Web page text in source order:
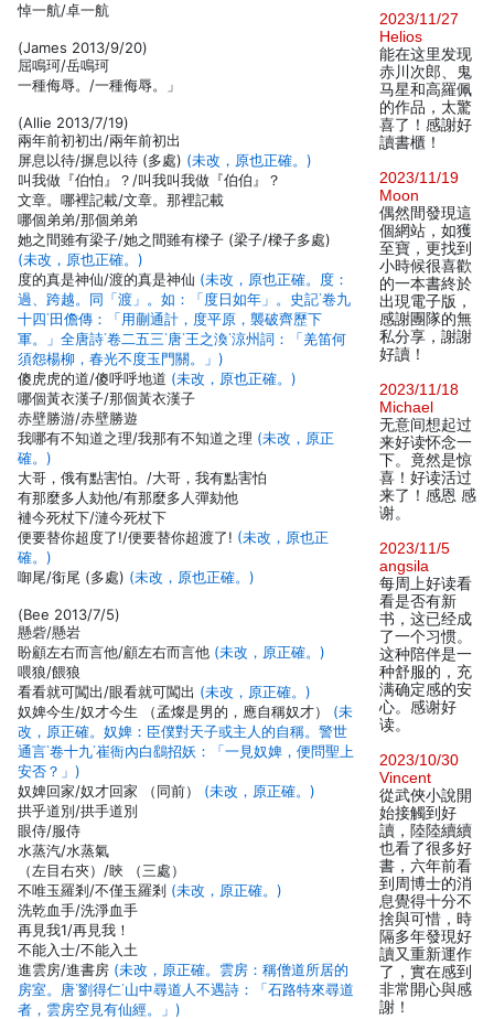
悼一航/卓一航
(James 2013/9/20)
屈鳴珂/岳鳴珂
一種侮辱。/一種侮辱。」
(Allie 2013/7/19)
兩年前初初出/兩年前初出
屏息以待/摒息以待 (多處) (未改，原也正確。)
叫我做『伯怕』？/叫我叫我做『伯伯』？
文章。哪裡記載/文章。那裡記載
哪個弟弟/那個弟弟
她之間雖有梁子/她之間雖有樑子 (梁子/樑子多處)
(未改，原也正確。)
度的真是神仙/渡的真是神仙 (未改，原也正確。度：
過、跨越。同「渡」。如：「度日如年」。史記˙卷九
十四˙田儋傳：「用蒯通計，度平原，襲破齊歷下
軍。」全唐詩˙卷二五三˙唐˙王之渙˙涼州詞：「羌笛何
須怨楊柳，春光不度玉門關。」)
傻虎虎的道/傻呼呼地道 (未改，原也正確。)
哪個黃衣漢子/那個黃衣漢子
赤壁勝游/赤壁勝遊
我哪有不知道之理/我那有不知道之理 (未改，原正
確。)
大哥，俄有點害怕。/大哥，我有點害怕
有那麼多人劾他/有那麼多人彈劾他
褳今死杖下/漣今死杖下
便要替你超度了!/便要替你超渡了! (未改，原也正
確。)
啣尾/銜尾 (多處) (未改，原也正確。)
(Bee 2013/7/5)
懸砦/懸岩
盼顧左右而言他/顧左右而言他 (未改，原正確。)
喂狼/餵狼
看看就可闖出/眼看就可闖出 (未改，原正確。)
奴婢今生/奴才今生 （孟燦是男的，應自稱奴才） (未
改，原正確。奴婢：臣僕對天子或主人的自稱。警世
通言˙卷十九˙崔衙內白鷂招妖：「一見奴婢，便問聖上
安否？」)
奴婢回家/奴才回家 （同前） (未改，原正確。)
拱乎道別/拱手道別
眼侍/服侍
水蒸汽/水蒸氣
（左目右夾）/䀹 （三處）
不唯玉羅剎/不僅玉羅剎 (未改，原正確。)
洗乾血手/洗淨血手
再見我1/再見我！
不能入士/不能入土
進雲房/進書房 (未改，原正確。雲房：稱僧道所居的
房室。唐˙劉得仁˙山中尋道人不遇詩：「石路特來尋道
者，雲房空見有仙經。」)
2023/11/27
Helios
能在这里发现
赤川次郎、鬼
马星和高羅佩
的作品，太驚
喜了！感謝好
讀書櫃！
2023/11/19
Moon
偶然間發現這
個網站，如獲
至寶，更找到
小時候很喜歡
的一本書終於
出現電子版，
感謝團隊的無
私分享，謝謝
好讀！
2023/11/18
Michael
无意间想起过
来好读怀念一
下。竟然是惊
喜！好读活过
来了！感恩 感
谢。
2023/11/5
angsila
每周上好读看
看是否有新
书，这已经成
了一个习惯。
这种陪伴是一
种舒服的，充
满确定感的安
心。感谢好
读。
2023/10/30
Vincent
從武俠小說開
始接觸到好
讀，陸陸續續
也看了很多好
書，六年前看
到周博士的消
息覺得十分不
捨與可惜，時
隔多年發現好
讀又重新運作
了，實在感到
非常開心與感
謝！